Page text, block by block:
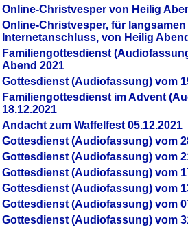
Online-Christvesper von Heilig
Online-Christvesper, für langsamen
Internetanschluss, von Heilig
Familiengottesdienst
Abend 2021
Gottesdienst (Audiofassung) vom
Familiengottesdienst im Advent
18.12.2021
Andacht zum Waffelfest 05.12.2021
Gottesdienst (Audiofassung) vom
Gottesdienst (Audiofassung) vom
Gottesdienst (Audiofassung) vom
Gottesdienst (Audiofassung) vom
Gottesdienst (Audiofassung) vom
Gottesdienst (Audiofassung) vom